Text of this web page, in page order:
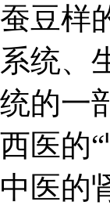
蚕豆样
系统、
统的一
西医的
中医的